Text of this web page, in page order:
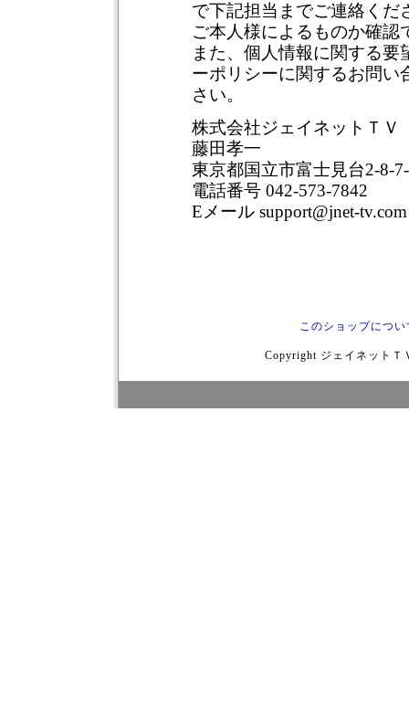
で下記担当までご連絡くだ
ご本人様によるものか確
また、個人情報に関する
ーポリシーに関するお問い
さい。
株式会社ジェイネットＴＶ
藤田孝一
東京都国立市富士見台2-8-
電話番号 042-573-7842
Eメール support@jnet-tv.com
このショップについ
Copyright ジェイネットＴ